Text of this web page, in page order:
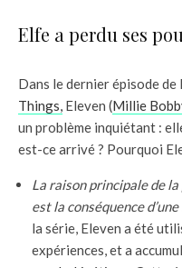
Elfe a perdu ses
Dans le dernier épisode
Things, Eleven (Millie
un problème inquiétant :
est-ce arrivé ? Pourquoi
La raison principale de
est la conséquence
la série, Eleven a été
expériences, et a